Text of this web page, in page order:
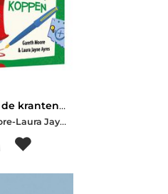
3: Killer in de krantenkoppen De moordmysterie puzzelclub
Gareth Moore-Laura Jayne Ayres